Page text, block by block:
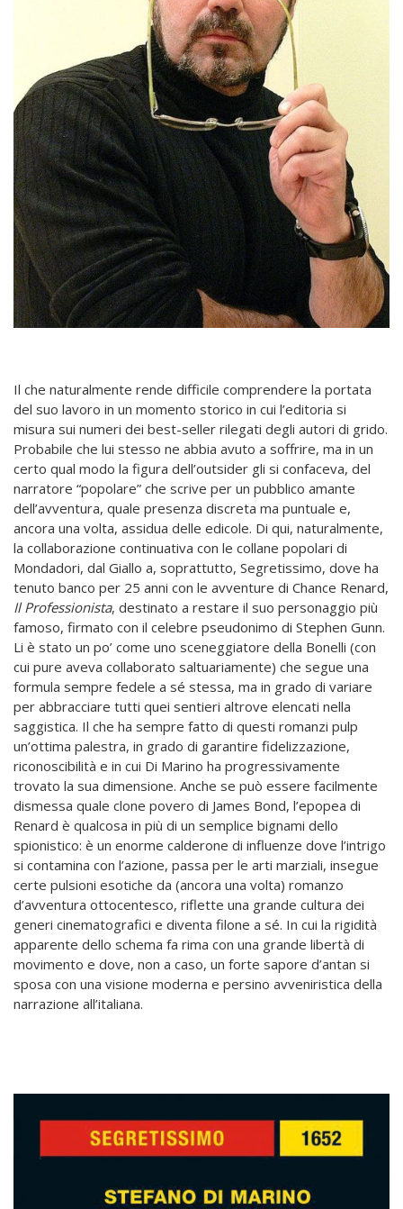
Il che naturalmente rende difficile comprendere la portata
del suo lavoro in un momento storico in cui l’editoria si
misura sui numeri dei best-seller rilegati degli autori di grido.
Probabile che lui stesso ne abbia avuto a soffrire, ma in un
certo qual modo la figura dell’outsider gli si confaceva, del
narratore “popolare” che scrive per un pubblico amante
dell’avventura, quale presenza discreta ma puntuale e,
ancora una volta, assidua delle edicole. Di qui, naturalmente,
la collaborazione continuativa con le collane popolari di
Mondadori, dal Giallo a, soprattutto, Segretissimo, dove ha
tenuto banco per 25 anni con le avventure di Chance Renard,
Il Professionista, destinato a restare il suo personaggio più
famoso, firmato con il celebre pseudonimo di Stephen Gunn.
Li è stato un po’ come uno sceneggiatore della Bonelli (con
cui pure aveva collaborato saltuariamente) che segue una
formula sempre fedele a sé stessa, ma in grado di variare
per abbracciare tutti quei sentieri altrove elencati nella
saggistica. Il che ha sempre fatto di questi romanzi pulp
un’ottima palestra, in grado di garantire fidelizzazione,
riconoscibilità e in cui Di Marino ha progressivamente
trovato la sua dimensione. Anche se può essere facilmente
dismessa quale clone povero di James Bond, l’epopea di
Renard è qualcosa in più di un semplice bignami dello
spionistico: è un enorme calderone di influenze dove l’intrigo
si contamina con l’azione, passa per le arti marziali, insegue
certe pulsioni esotiche da (ancora una volta) romanzo
d’avventura ottocentesco, riflette una grande cultura dei
generi cinematografici e diventa filone a sé. In cui la rigidità
apparente dello schema fa rima con una grande libertà di
movimento e dove, non a caso, un forte sapore d’antan si
sposa con una visione moderna e persino avveniristica della
narrazione all’italiana.